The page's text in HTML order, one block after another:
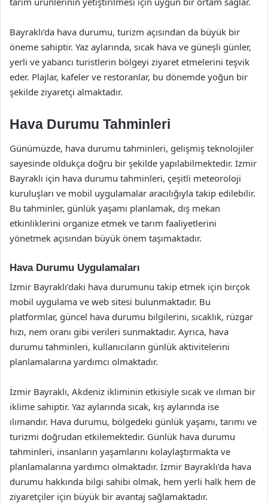
Bayraklı’da hava durumu, turizm açısından da büyük bir
öneme sahiptir. Yaz aylarında, sıcak hava ve güneşli günler,
yerli ve yabancı turistlerin bölgeyi ziyaret etmelerini teşvik
eder. Plajlar, kafeler ve restoranlar, bu dönemde yoğun bir
şekilde ziyaretçi almaktadır.
Hava Durumu Tahminleri
Günümüzde, hava durumu tahminleri, gelişmiş teknolojiler
sayesinde oldukça doğru bir şekilde yapılabilmektedir. İzmir
Bayraklı için hava durumu tahminleri, çeşitli meteoroloji
kuruluşları ve mobil uygulamalar aracılığıyla takip edilebilir.
Bu tahminler, günlük yaşamı planlamak, dış mekan
etkinliklerini organize etmek ve tarım faaliyetlerini
yönetmek açısından büyük önem taşımaktadır.
Hava Durumu Uygulamaları
İzmir Bayraklı’daki hava durumunu takip etmek için birçok
mobil uygulama ve web sitesi bulunmaktadır. Bu
platformlar, güncel hava durumu bilgilerini, sıcaklık, rüzgar
hızı, nem oranı gibi verileri sunmaktadır. Ayrıca, hava
durumu tahminleri, kullanıcıların günlük aktivitelerini
planlamalarına yardımcı olmaktadır.
İzmir Bayraklı, Akdeniz ikliminin etkisiyle sıcak ve ılıman bir
iklime sahiptir. Yaz aylarında sıcak, kış aylarında ise
ılımandır. Hava durumu, bölgedeki günlük yaşamı, tarımı ve
turizmi doğrudan etkilemektedir. Günlük hava durumu
tahminleri, insanların yaşamlarını kolaylaştırmakta ve
planlamalarına yardımcı olmaktadır. İzmir Bayraklı’da hava
durumu hakkında bilgi sahibi olmak, hem yerli halk hem de
ziyaretçiler için büyük bir avantaj sağlamaktadır.